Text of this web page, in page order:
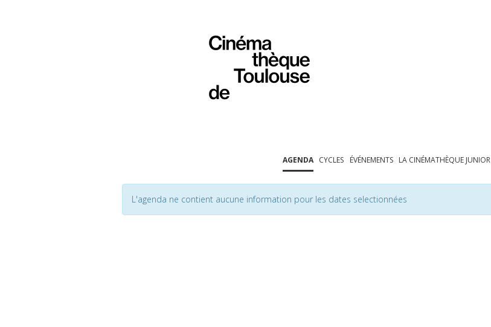
AGENDA CYCLES ÉVÉNEMENTS LA CINÉMATHÈQUE JUNIOR
L'agenda ne contient aucune information pour les dates selectionnées